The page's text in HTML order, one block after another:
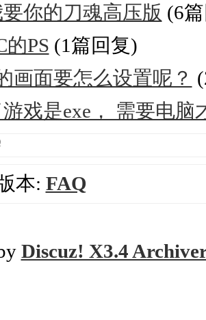
你的刀魂高压版 (6
的PS (1篇回复)
画面要怎么设置呢？
戏是exe， 需要电脑
本: FAQ
Discuz! X3.4